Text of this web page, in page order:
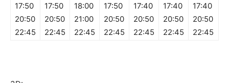
17:50
20:50
22:45
17:50
20:50
22:45
18:00
21:00
22:45
17:50
20:50
22:45
17:40
20:50
22:45
17:40
20:50
22:45
17:40
20:50
22:45